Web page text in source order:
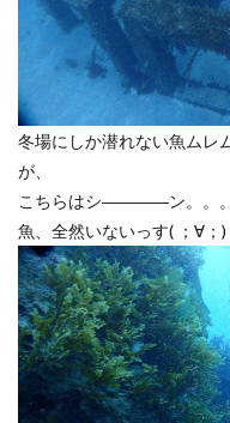
冬場にしか潜れない魚ムレ
が、
こちらはシ――――ン。。。
魚、全然いないっす( ；∀；)